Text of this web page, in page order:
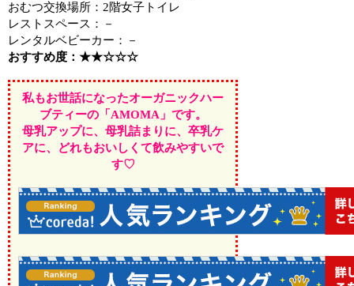
おむつ交換場所：2階女子トイレ
レストスペース：－
レンタルベビーカー：－
おすすめ度：★★☆☆☆
私もお世話になったオーガニックハー
ブティーの「AMOMA」です。
母乳アップに、母乳詰まりに、卒乳ケ
アに、どれもおいしくて飲みやすいで
す♡